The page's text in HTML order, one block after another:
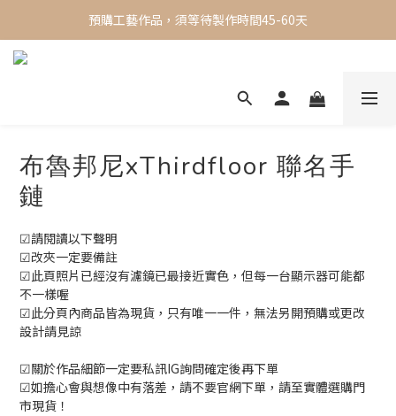
✨ 現貨專區 ✨ 一週內出貨，限時買三送一
預購工藝作品，須等待製作時間45-60天
布魯邦尼xThirdfloor 聯名手
鏈
☑請閱讀以下聲明
☑改夾一定要備註
☑此頁照片已經沒有濾鏡已最接近實色，但每一台顯示器可能都
不一樣喔
☑此分頁內商品皆為現貨，只有唯一一件，無法另開預購或更改
設計請見諒
☑關於作品細節一定要私訊IG詢問確定後再下單
☑如擔心會與想像中有落差，請不要官網下單，請至實體選購門
市現貨！